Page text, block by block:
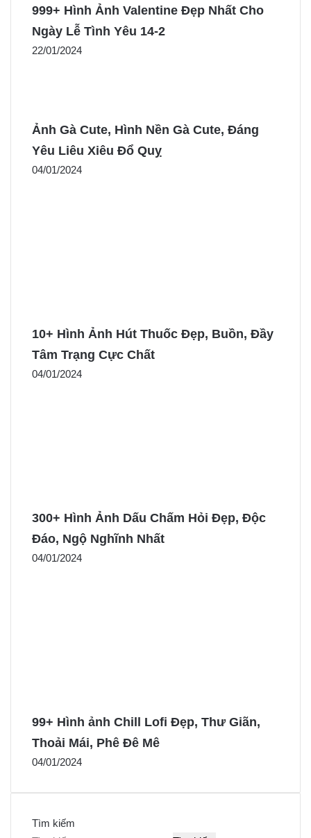
999+ Hình Ảnh Valentine Đẹp Nhất Cho
Ngày Lễ Tình Yêu 14-2
22/01/2024
Ảnh Gà Cute, Hình Nền Gà Cute, Đáng
Yêu Liêu Xiêu Đổ Quỵ
04/01/2024
10+ Hình Ảnh Hút Thuốc Đẹp, Buồn, Đầy
Tâm Trạng Cực Chất
04/01/2024
300+ Hình Ảnh Dấu Chấm Hỏi Đẹp, Độc
Đáo, Ngộ Nghĩnh Nhất
04/01/2024
99+ Hình ảnh Chill Lofi Đẹp, Thư Giãn,
Thoải Mái, Phê Đê Mê
04/01/2024
Tìm kiếm